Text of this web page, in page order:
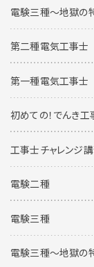
電験三種～地獄の
第二種電気工事士
第一種電気工事士
初めての！でんき
工事士チャレンジ
電験二種
電験三種
電験三種〜地獄の